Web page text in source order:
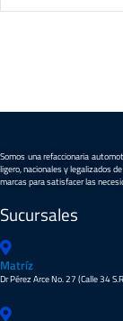
Somos una refaccionaria
ligero, nacionales y legalizados
marcas para satisfacer las
Sucursales
Matríz
Dr Pérez Arce No. 27 (Calle 34